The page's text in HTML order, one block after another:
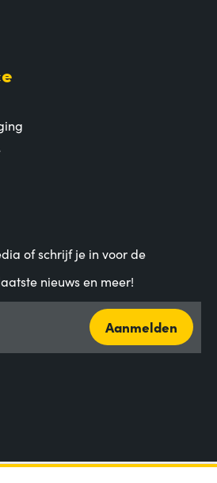
of schrijf je in voor de
nieuws en meer!
Aanmelden